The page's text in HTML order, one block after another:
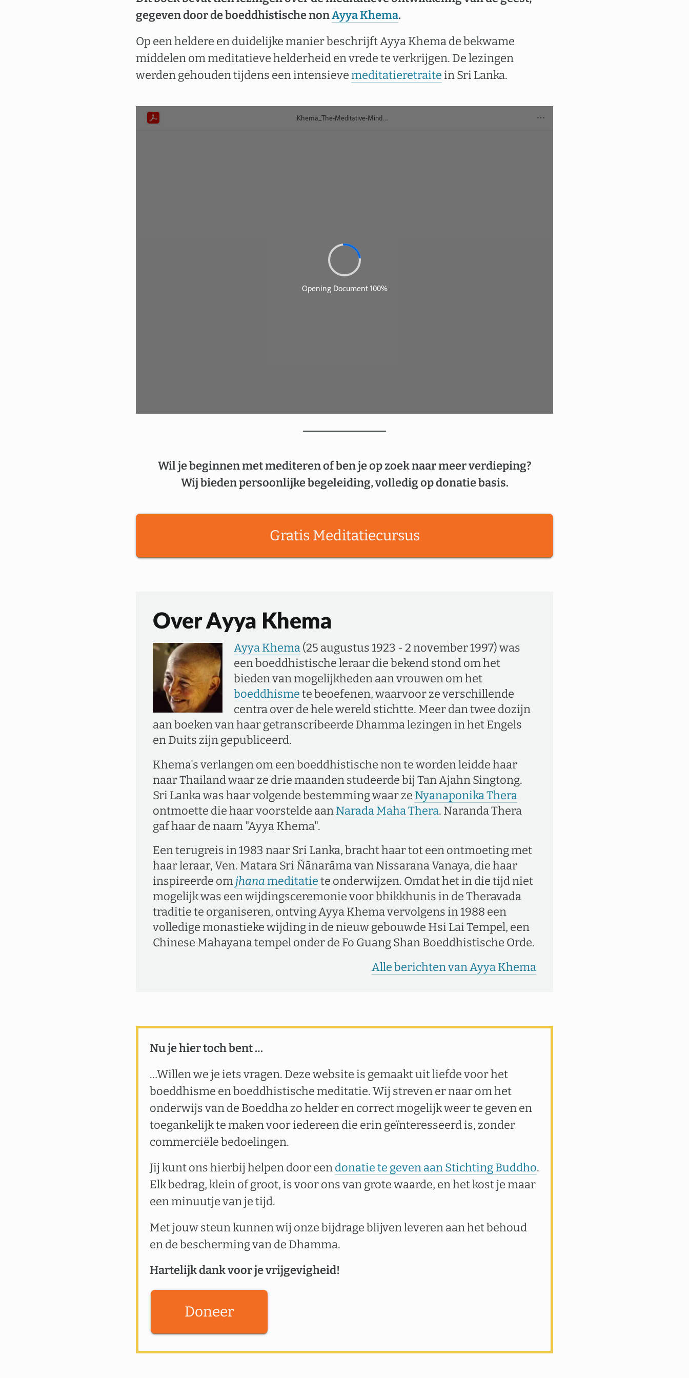
gegeven door de boeddhistische nonAyya Khema.
Op een heldere en duidelijke manier beschrijft Ayya Khema de bekwame
middelen om meditatieve helderheid en vrede te verkrijgen. De lezingen
werden gehouden tijdens een intensievemeditatieretraitein Sri Lanka.
Wil je beginnen met mediteren of ben je op zoek naar meer verdieping?
Wij bieden persoonlijke begeleiding, volledig op donatie basis.
Gratis Meditatiecursus
Over Ayya Khema
Ayya Khema(25 augustus 1923 - 2 november 1997) was
een boeddhistische leraar die bekend stond om het
bieden van mogelijkheden aan vrouwen om het
boeddhismete beoefenen, waarvoor ze verschillende
centra over de hele wereld stichtte. Meer dan twee dozijn
aan boeken van haar getranscribeerde Dhamma lezingen in het Engels
en Duits zijn gepubliceerd.
Khema's verlangen om een boeddhistische non te worden leidde haar
naar Thailand waar ze drie maanden studeerde bij Tan Ajahn Singtong.
Sri Lanka was haar volgende bestemming waar ze Nyanaponika Thera
ontmoette die haar voorstelde aanNarada Maha Thera. Naranda Thera
gaf haar de naam "Ayya Khema".
Een terugreis in 1983 naar Sri Lanka, bracht haar tot een ontmoeting met
haar leraar, Ven. Matara Sri Ñānarāma van Nissarana Vanaya, die haar
inspireerde omjhanameditatiete onderwijzen. Omdat het in die tijd niet
mogelijk was een wijdingsceremonie voor bhikkhunis in de Theravada
traditie te organiseren, ontving Ayya Khema vervolgens in 1988 een
volledige monastieke wijding in de nieuw gebouwde Hsi Lai Tempel, een
Chinese Mahayana tempel onder de Fo Guang Shan Boeddhistische Orde.
Alle berichten van Ayya Khema
Nu je hier toch bent …
…Willen we je iets vragen. Deze website is gemaakt uit liefde voor het
boeddhisme en boeddhistische meditatie. Wij streven er naar om het
onderwijs van de Boeddha zo helder en correct mogelijk weer te geven en
toegankelijk te maken voor iedereen die erin geïnteresseerd is, zonder
commerciële bedoelingen.
Jij kunt ons hierbij helpen door eendonatie te geven aan Stichting Buddho.
Elk bedrag, klein of groot, is voor ons van grote waarde, en het kost je maar
een minuutje van je tijd.
Met jouw steun kunnen wij onze bijdrage blijven leveren aan het behoud
en de bescherming van de Dhamma.
Hartelijk dank voor je vrijgevigheid!
Doneer